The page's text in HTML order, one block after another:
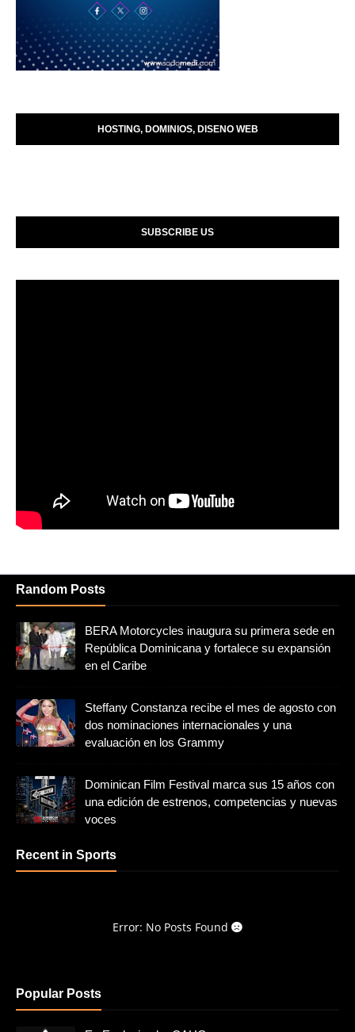
HOSTING, DOMINIOS, DISENO WEB
SUBSCRIBE US
Random Posts
BERA Motorcycles inaugura su primera sede en
República Dominicana y fortalece su expansión
en el Caribe
Steffany Constanza recibe el mes de agosto con
dos nominaciones internacionales y una
evaluación en los Grammy
Dominican Film Festival marca sus 15 años con
una edición de estrenos, competencias y nuevas
voces
Recent in Sports
Error: No Posts Found
Popular Posts